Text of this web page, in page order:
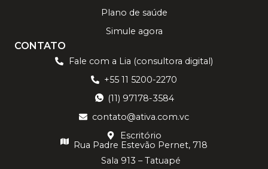
Plano de saúde
Simule agora
CONTATO
Fale com a Lia (consultora digital)
+55 11 5200-2270
(11) 97178-3584
contato@ativa.com.vc
Escritório
Rua Padre Estevão Pernet, 718
Sala 913 – Tatuapé